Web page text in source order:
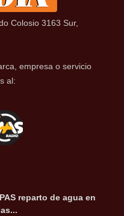
Colosio 3163 Sur,
empresa o servicio
al:
reparto de agua en